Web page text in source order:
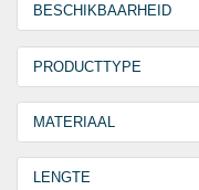
BESCHIKBAARHEID
30 Werkdagen
PRODUCTTYPE
MATERIAAL
LENGTE